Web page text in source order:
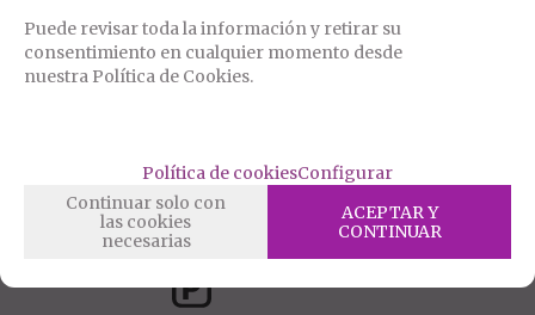
21.00%IVA incluido
RESERVAR
de 1
Puede revisar toda la información y retirar su
consentimiento en cualquier momento desde
nuestra Política de Cookies.
Política de cookiesConfigurar
Continuar solo con
las cookies
necesarias
ACEPTAR Y
CONTINUAR